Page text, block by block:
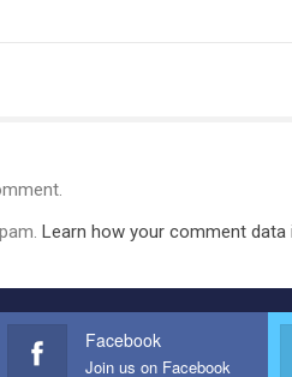
Learn how your comment data
Facebook
Join us on Facebook